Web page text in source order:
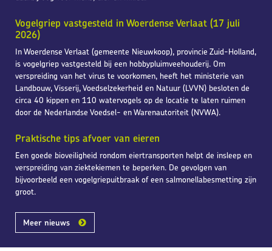
Vogelgriep vastgesteld in Woerdense Verlaat (17 juli
2026)
In Woerdense Verlaat (gemeente Nieuwkoop), provincie Zuid-Holland,
is vogelgriep vastgesteld bij een hobbypluimveehouderij. Om
verspreiding van het virus te voorkomen, heeft het ministerie van
Landbouw, Visserij, Voedselzekerheid en Natuur (LVVN) besloten de
circa 40 kippen en 110 watervogels op de locatie te laten ruimen
door de Nederlandse Voedsel- en Warenautoriteit (NVWA).
Praktische tips afvoer van eieren
Een goede bioveiligheid rondom eiertransporten helpt de insleep en
verspreiding van ziektekiemen te beperken. De gevolgen van
bijvoorbeeld een vogelgriepuitbraak of een salmonellabesmetting zijn
groot.
Meer nieuws